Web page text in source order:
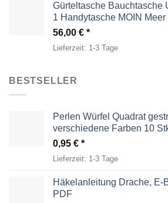
Gürteltasche Bauchtasche
1 Handytasche MOIN Meer
56,00 €
Lieferzeit: 1-3 Tage
BESTSELLER
Perlen Würfel Quadrat
verschiedene Farben 10
0,95 €
Lieferzeit: 1-3 Tage
Häkelanleitung Drache, E-
PDF